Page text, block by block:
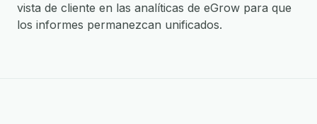
vista de cliente en las analíticas de eGrow para que
los informes permanezcan unificados.